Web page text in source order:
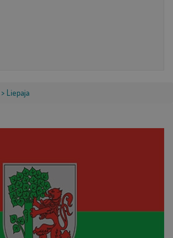
> Liepaja